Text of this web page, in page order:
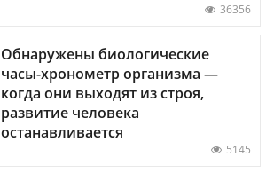
36356
Обнаружены биологические
часы-хронометр организма —
когда они выходят из строя,
развитие человека
останавливается
5145